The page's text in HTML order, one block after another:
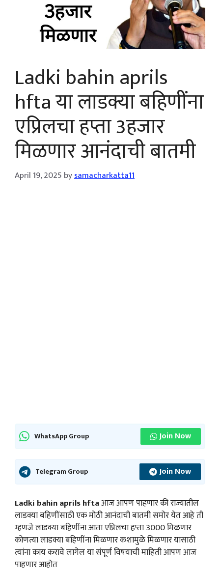
Ladki bahin aprils
hfta या लाडक्या बहिणींना
एप्रिलचा हप्ता 3हजार
मिळणार आनंदाची बातमी
April 19, 2025 bysamacharkatta11
WhatsApp Group Join Now
Telegram Group Join Now
Ladki bahin aprils hftaआज आपण पाहणार की राज्यातील
लाडक्या बहिणींसाठी एक मोठी आनंदाची बातमी समोर येत आहे ती
म्हणजे लाडक्या बहिणींना आता एप्रिलचा हप्ता 3000 मिळणार
कोणत्या लाडक्या बहिणींना मिळणार कशामुळे मिळणार यासाठी
त्यांना काय करावे लागेल या संपूर्ण विषयाची माहिती आपण आज
पाहणार आहोत